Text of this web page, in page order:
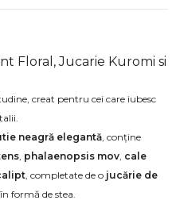
Floral, Jucarie Kuromi si
creat pentru cei care iubesc
neagră elegantă, conține
, phalaenopsis mov, cale
, completate de o jucărie de
în formă de stea.